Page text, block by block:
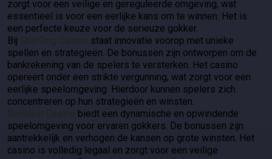
zorgt voor een veilige en gereguleerde omgeving, wat
essentieel is voor een eerlijke kans om te winnen. Het is
een perfecte keuze voor de serieuze gokker.
Bij
staat innovatie voorop met unieke
spellen en strategieën. De bonussen zijn ontworpen om de
bankrekening van de spelers te versterken. Het casino
opereert onder een strikte vergunning, wat zorgt voor een
eerlijke speelomgeving. Hierdoor kunnen spelers zich
concentreren op hun strategieën en winsten.
biedt een dynamische en opwindende
speelomgeving voor ervaren gokkers. De bonussen zijn
aantrekkelijk en verhogen de kansen op grote winsten. Het
casino is volledig legaal en zorgt voor een veilige